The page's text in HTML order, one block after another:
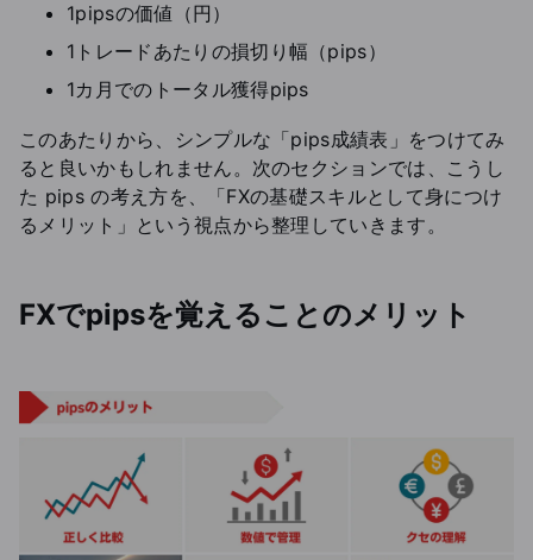
1pipsの価値（円）
1トレードあたりの損切り幅（pips）
1カ月でのトータル獲得pips
このあたりから、シンプルな「pips成績表」をつけてみ
ると良いかもしれません。次のセクションでは、こうし
た pips の考え方を、「FXの基礎スキルとして身につけ
るメリット」という視点から整理していきます。
FXでpipsを覚えることのメリット